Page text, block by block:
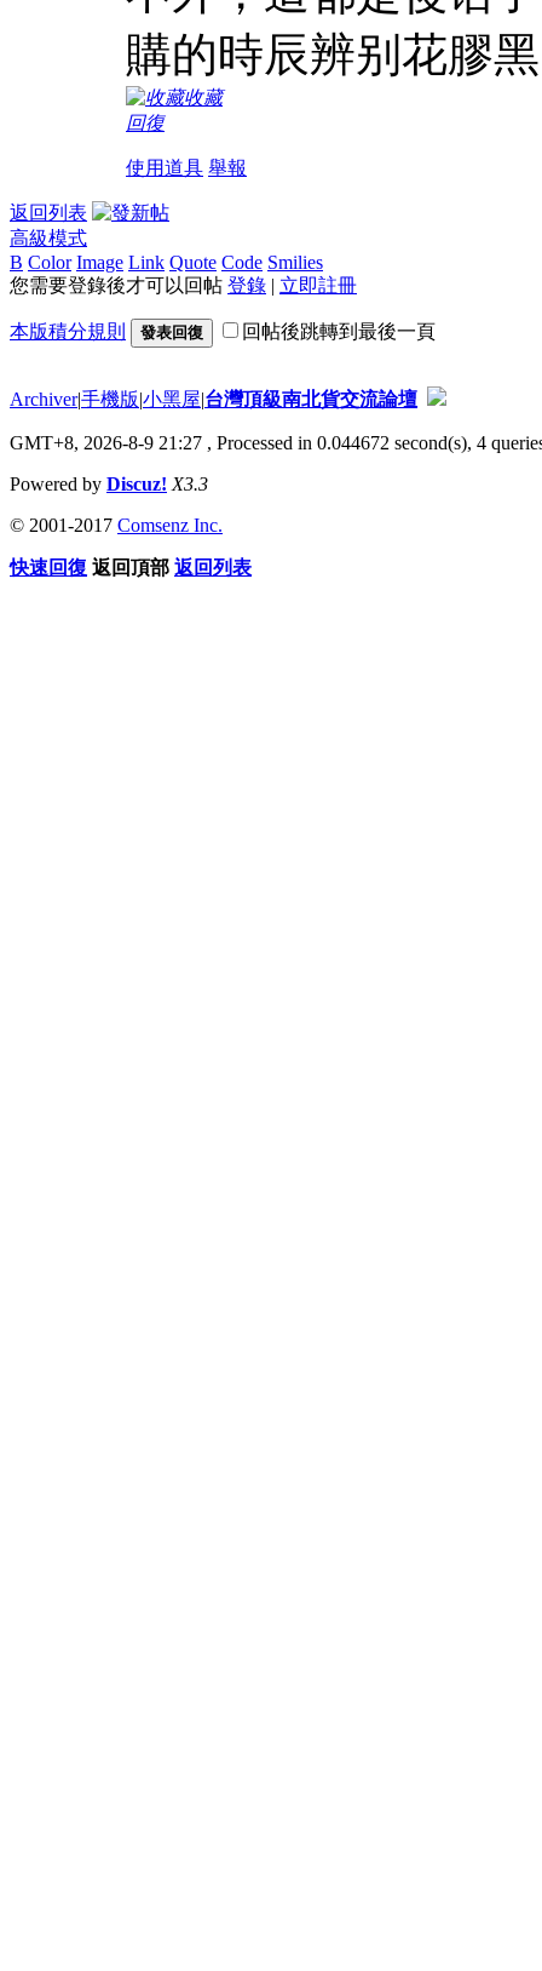
購的時辰辨别花膠
收藏
回復
使用道具 舉報
返回列表
高級模式
B Color Image Link Quote Code Smilies
您需要登錄後才可以回帖 登錄 | 立即註冊
本版積分規則 發表回復 回帖後跳轉到最後一頁
Archiver|手機版|小黑屋|台灣頂級南北貨交流論壇
GMT+8, 2026-8-9 21:27 , Processed in 0.044672 second(s), 4
Powered by Discuz! X3.3
© 2001-2017 Comsenz Inc.
快速回復 返回頂部 返回列表